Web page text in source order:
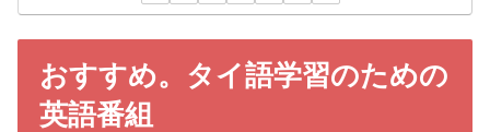
おすすめ。タイ語学習のための
英語番組